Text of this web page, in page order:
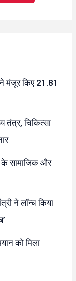
ने मंजूर किए 21.81
तंत्र, चिकित्सा
के सामाजिक और
ने लॉन्च किया
को मिला